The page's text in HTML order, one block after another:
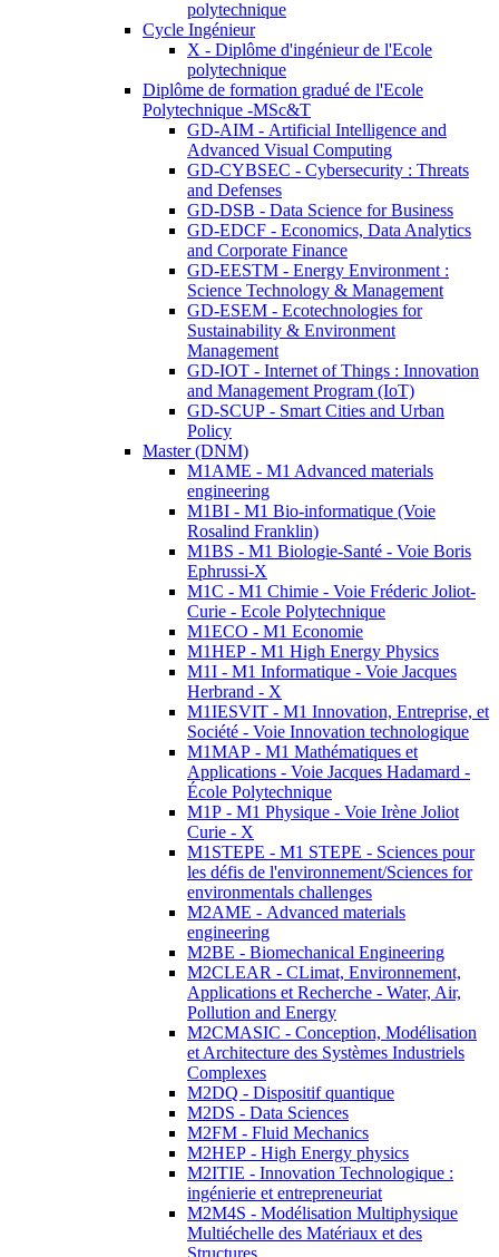
polytechnique
Cycle Ingénieur
X - Diplôme d'ingénieur de l'Ecole
polytechnique
Diplôme de formation gradué de l'Ecole
Polytechnique -MSc&T
GD-AIM - Artificial Intelligence and
Advanced Visual Computing
GD-CYBSEC - Cybersecurity : Threats
and Defenses
GD-DSB - Data Science for Business
GD-EDCF - Economics, Data Analytics
and Corporate Finance
GD-EESTM - Energy Environment :
Science Technology & Management
GD-ESEM - Ecotechnologies for
Sustainability & Environment
Management
GD-IOT - Internet of Things : Innovation
and Management Program (IoT)
GD-SCUP - Smart Cities and Urban
Policy
Master (DNM)
M1AME - M1 Advanced materials
engineering
M1BI - M1 Bio-informatique (Voie
Rosalind Franklin)
M1BS - M1 Biologie-Santé - Voie Boris
Ephrussi-X
M1C - M1 Chimie - Voie Fréderic Joliot-
Curie - Ecole Polytechnique
M1ECO - M1 Economie
M1HEP - M1 High Energy Physics
M1I - M1 Informatique - Voie Jacques
Herbrand - X
M1IESVIT - M1 Innovation, Entreprise, et
Société - Voie Innovation technologique
M1MAP - M1 Mathématiques et
Applications - Voie Jacques Hadamard -
École Polytechnique
M1P - M1 Physique - Voie Irène Joliot
Curie - X
M1STEPE - M1 STEPE - Sciences pour
les défis de l'environnement/Sciences for
environmentals challenges
M2AME - Advanced materials
engineering
M2BE - Biomechanical Engineering
M2CLEAR - CLimat, Environnement,
Applications et Recherche - Water, Air,
Pollution and Energy
M2CMASIC - Conception, Modélisation
et Architecture des Systèmes Industriels
Complexes
M2DQ - Dispositif quantique
M2DS - Data Sciences
M2FM - Fluid Mechanics
M2HEP - High Energy physics
M2ITIE - Innovation Technologique :
ingénierie et entrepreneuriat
M2M4S - Modélisation Multiphysique
Multiéchelle des Matériaux et des
Structures